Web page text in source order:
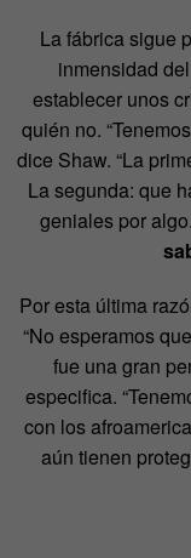
La fábrica sigue
inmensidad
establecer unos
quién no.
dice Shaw. “La
La segunda: que
geniales por
Por esta última
“No esperamos
fue una gran
especifica.
con los
aún tienen